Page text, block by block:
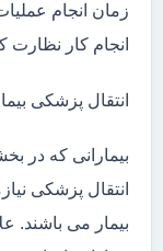
زمان انجام
انجام کار
انتقال پزشکی
بیمارانی که در
انتقال پزشکی
بیمار می باشند.